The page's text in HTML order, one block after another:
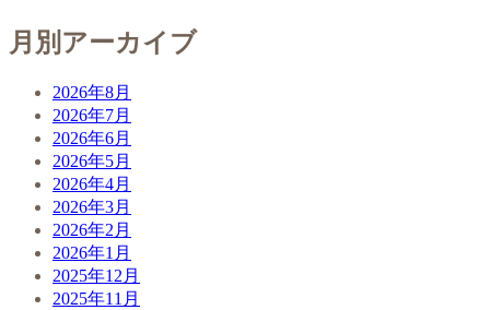
月別アーカイブ
2026年8月
2026年7月
2026年6月
2026年5月
2026年4月
2026年3月
2026年2月
2026年1月
2025年12月
2025年11月